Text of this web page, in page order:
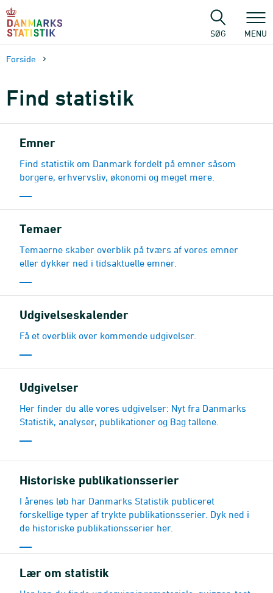
sidens
SØG MENU
Forside
Find statistik
Emner
Find statistik om Danmark fordelt på emner såsom
borgere, erhvervsliv, økonomi og meget mere.
Temaer
Temaerne skaber overblik på tværs af vores emner
eller dykker ned i tidsaktuelle emner.
Udgivelseskalender
Få et overblik over kommende udgivelser.
Udgivelser
Her finder du alle vores udgivelser: Nyt fra Danmarks
Statistik, analyser, publikationer og Bag tallene.
Historiske publikationsserier
I årenes løb har Danmarks Statistik publiceret
forskellige typer af trykte publikationsserier. Dyk ned i
de historiske publikationsserier her.
Lær om statistik